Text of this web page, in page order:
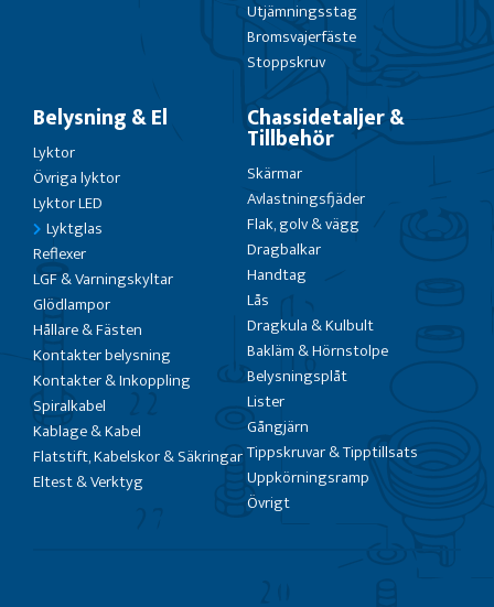
Utjämningsstag
Bromsvajerfäste
Stoppskruv
Belysning & El
Lyktor
Övriga lyktor
Lyktor LED
Lyktglas
Reflexer
LGF & Varningskyltar
Glödlampor
Hållare & Fästen
Kontakter belysning
Kontakter & Inkoppling
Spiralkabel
Kablage & Kabel
Flatstift, Kabelskor & Säkringar
Eltest & Verktyg
Chassidetaljer &
Tillbehör
Skärmar
Avlastningsfjäder
Flak, golv & vägg
Dragbalkar
Handtag
Lås
Dragkula & Kulbult
Bakläm & Hörnstolpe
Belysningsplåt
Lister
Gångjärn
Tippskruvar & Tipptillsats
Uppkörningsramp
Övrigt